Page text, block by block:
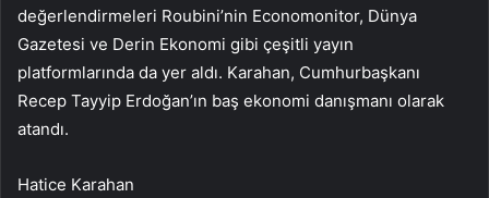
değerlendirmeleri Roubini’nin Economonitor, Dünya
Gazetesi ve Derin Ekonomi gibi çeşitli yayın
platformlarında da yer aldı. Karahan, Cumhurbaşkanı
Recep Tayyip Erdoğan’ın baş ekonomi danışmanı olarak
atandı.
Hatice Karahan